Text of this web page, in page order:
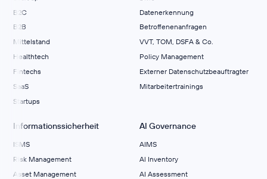
B2C
B2B
Mittelstand
Healthtech
Fintechs
SaaS
Startups
Datenerkennung
Betroffenenanfragen
VVT, TOM, DSFA & Co.
Policy Management
Externer Datenschutzbeauftragter
Mitarbeitertrainings
Informationssicherheit
ISMS
Risk Management
Asset Management
AI Governance
AIMS
Al Inventory
AI Assessment